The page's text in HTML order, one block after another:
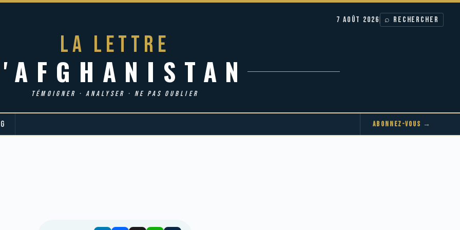
7 AOÛT 2026 ⌕ RECHERCHER
LA LETTRE
TÉMOIGNER · ANALYSER · NE PAS OUBLIER
ABONNEZ-VOUS →